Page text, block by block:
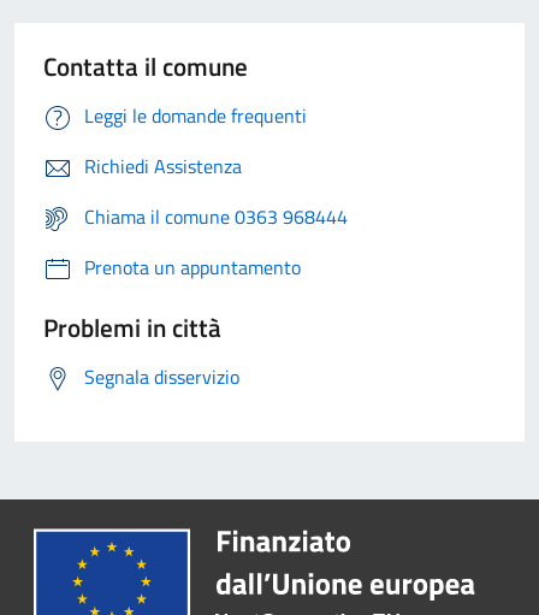
Contatta il comune
Leggi le domande frequenti
Richiedi Assistenza
Chiama il comune 0363 968444
Prenota un appuntamento
Problemi in città
Segnala disservizio